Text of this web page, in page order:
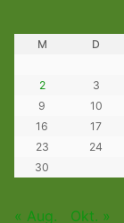
M D
2
3
9
10
16
17
23
24
30
« Aug. Okt. »